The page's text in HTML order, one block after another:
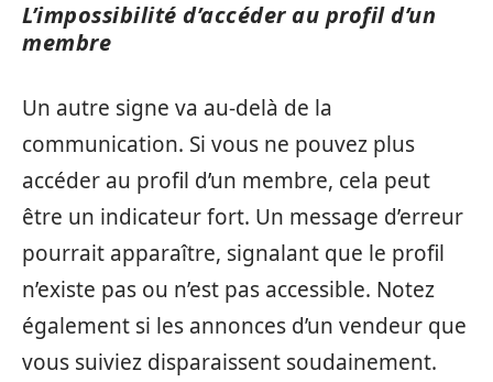
L’impossibilité d’accéder au profil d’un
membre
Un autre signe va au-delà de la
communication. Si vous ne pouvez plus
accéder au profil d’un membre, cela peut
être un indicateur fort. Un message d’erreur
pourrait apparaître, signalant que le profil
n’existe pas ou n’est pas accessible. Notez
également si les annonces d’un vendeur que
vous suiviez disparaissent soudainement.